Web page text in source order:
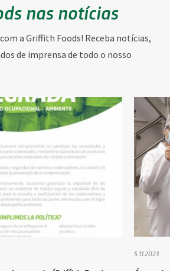
nas notícias
a Griffith Foods! Receba notícias,
de imprensa de todo o nosso
5.11.2023